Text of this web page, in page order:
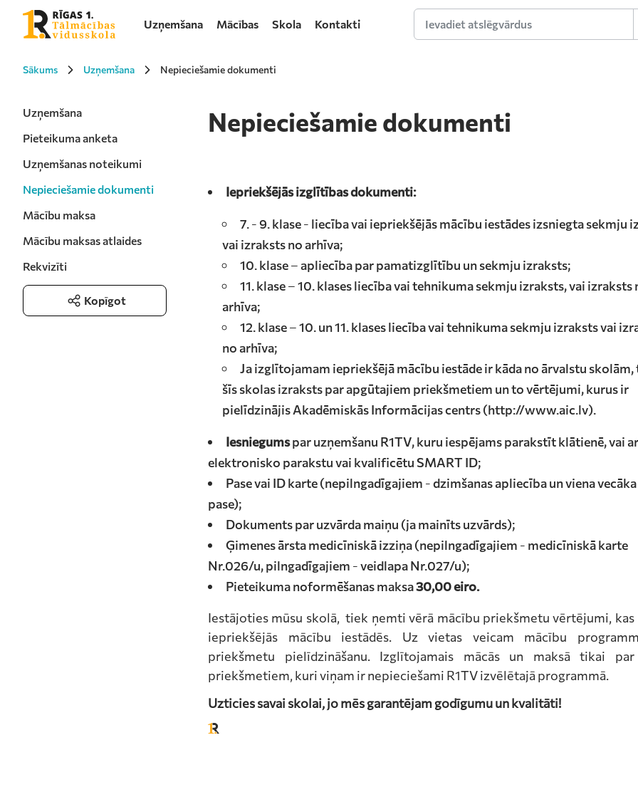
Uzņemšana Mācības Skola Kontakti Ievadiet atslēgvārdus
Sākums Uzņemšana Nepieciešamie dokumenti
Uzņemšana
Pieteikuma anketa
Uzņemšanas noteikumi
Nepieciešamie dokumenti
Mācību maksa
Mācību maksas atlaides
Rekvizīti
Kopīgot
Nepieciešamie dokumenti
Iepriekšējās izglītības dokumenti:
7. - 9. klase - liecība vai iepriekšējās mācību iestādes izsniegta sekmju
vai izraksts no arhīva;
10. klase – apliecība par pamatizglītību un sekmju izraksts;
11. klase – 10. klases liecība vai tehnikuma sekmju izraksts, vai izraksts
arhīva;
12. klase – 10. un 11. klases liecība vai tehnikuma sekmju izraksts vai
no arhīva;
Ja izglītojamam iepriekšējā mācību iestāde ir kāda no ārvalstu skolām,
šīs skolas izraksts par apgūtajiem priekšmetiem un to vērtējumi, kurus ir
pielīdzinājis Akadēmiskās Informācijas centrs (http://www.aic.lv).
Iesniegumspar uzņemšanu R1TV, kuru iespējams parakstīt klātienē, vai
elektronisko parakstu vai kvalificētu SMART ID;
Pase vai ID karte (nepilngadīgajiem - dzimšanas apliecība un viena vecāka
pase);
Dokuments par uzvārda maiņu (ja mainīts uzvārds);
Ģimenes ārsta medicīniskā izziņa (nepilngadīgajiem - medicīniskā karte
Nr.026/u, pilngadīgajiem - veidlapa Nr.027/u);
Pieteikuma noformēšanas maksa30,00 eiro.
Iestājoties mūsu skolā, tiek ņemti vērā mācību priekšmetu vērtējumi, kas
iepriekšējās mācību iestādēs. Uz vietas veicam mācību
priekšmetu pielīdzināšanu. Izglītojamais mācās un maksā tikai
priekšmetiem, kuri viņam ir nepieciešami R1TV izvēlētajā programmā.
Uzticies savai skolai, jo mēs garantējam godīgumu un kvalitāti!